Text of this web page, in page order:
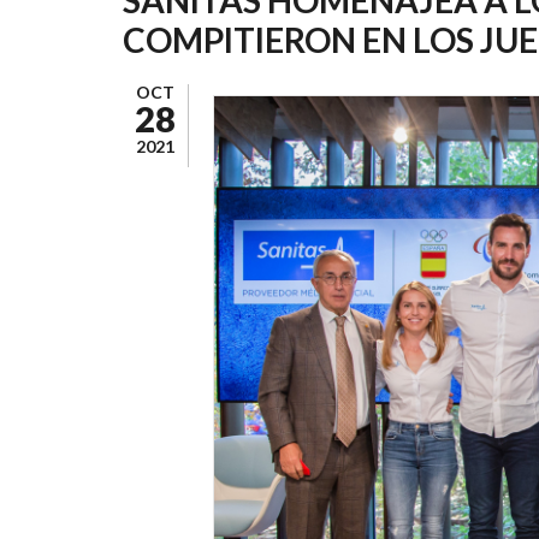
AYUDA
A
LA
NAVEGACIÓN
COMPITIERON EN LOS
OCT
28
2021